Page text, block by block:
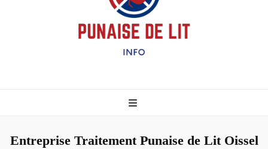
– Info
Entreprise Traitement Punaise de Lit Oissel